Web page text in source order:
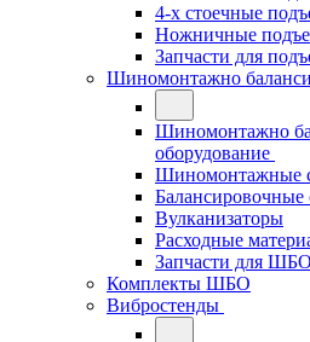
4-х стоечные
Ножничные
Запчасти для
Шиномонтажно
Шиномонтажно
оборудование
Шиномонтажные
Балансировочные
Вулканизаторы
Расходные
Запчасти для ШБО
Комплекты ШБО
Вибростенды